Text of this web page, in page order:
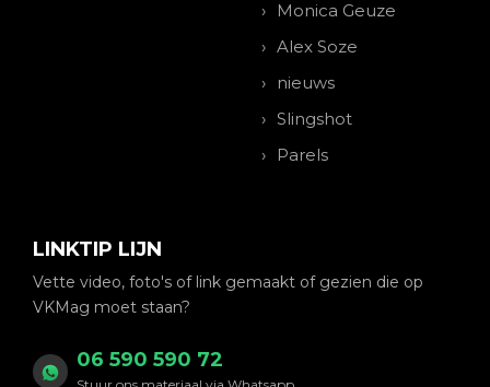
Monica Geuze
Alex Soze
nieuws
Slingshot
Parels
LINKTIP LIJN
Vette video, foto's of link gemaakt of gezien die op
VKMag moet staan?
06 590 590 72